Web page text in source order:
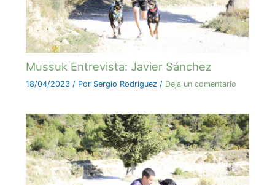
Mussuk Entrevista: Javier Sánchez
18/04/2023 / Por Sergio Rodríguez / Deja un comentario